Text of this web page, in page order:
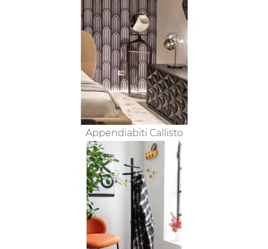
Appendiabiti Callisto